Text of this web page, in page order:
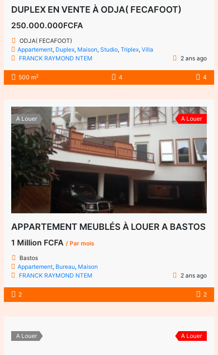
DUPLEX EN VENTE À ODJA( FECAFOOT)
250.000.000FCFA
ODJA( FECAFOOT)
Appartement, Duplex, Maison,Studio,Triplex,Villa
FRANCK RAYMOND NTEM
2 ans ago
500 m2 4 4
A Louer A Louer
APPARTEMENT MEUBLÉS À LOUER A BASTOS
1 Million FCFA/ Par mois
Bastos
Appartement, Bureau, Maison
FRANCK RAYMOND NTEM
2 ans ago
2 2
A Louer A Louer